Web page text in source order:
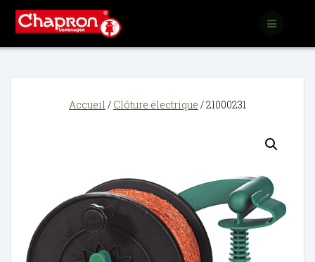
Accueil / Clôture électrique / 21000231